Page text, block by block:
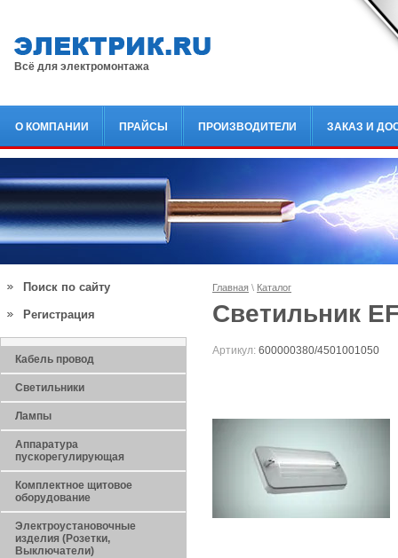
Всё для электромонтажа
О КОМПАНИИ ПРАЙСЫ ПРОИЗВОДИТЕЛИ ЗАКАЗ И
Главная \ Каталог
Светильник
Артикул: 600000380/4501001050
Поиск по сайту
Регистрация
Кабель провод
Светильники
Лампы
Аппаратура
пускорегулирующая
Комплектное щитовое
оборудование
Электроустановочные
изделия (Розетки,
Выключатели)